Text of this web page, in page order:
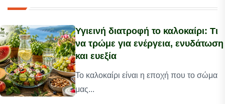
Υγιεινή διατροφή το καλοκαίρι: Τι
να τρώμε για ενέργεια, ενυδάτωση
και ευεξία
Το καλοκαίρι είναι η εποχή που το σώμα
μας...